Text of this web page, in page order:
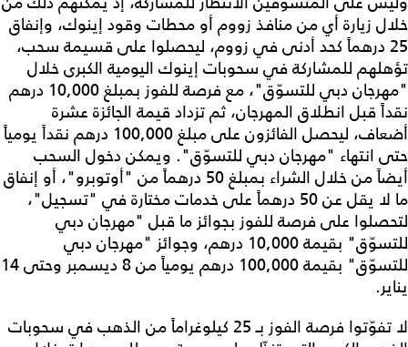
خلال زيارة أي من منافذ زووم أو محطات وقود إينوك، وإنفاق
25 درهماً كحد أدنى في زووم، ليحصلوا على قسيمة سحب،
تؤهلهم للمشاركة في سحوبات إينوك اليومية الكبرى خلال
"مهرجان دبي للتسوّق"، مع فرصة للفوز بمبلغ 10,000 درهم
نقداً قبل انطلاق المهرجان، ثم تزداد قيمة الجائزة عشرة
أضعاف، ليحصل الفائزون على مبلغ 100,000 درهم نقداً يومياً
حتى انتهاء "مهرجان دبي للتسوّق". ويمكن دخول السحب
أيضاً من خلال الشراء بمبلغ 50 درهماً من "أوتوبرو"، أو إنفاق
ما لا يقل عن 50 درهماً على خدمات مختارة في "تسجيل"،
لتحصلوا على فرصة للفوز بجوائز ما قبل "مهرجان دبي
للتسوّق" بقيمة 10,000 درهم، وجوائز "مهرجان دبي
للتسوّق" بقيمة 100,000 درهم يومياً من 8 ديسمبر وحتى 14
يناير.
لا تفوّتوا فرصة الفوز بـ 25 كيلوغراماً من الذهب في سحوبات